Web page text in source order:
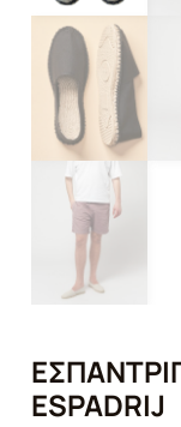
ESPADRIJ